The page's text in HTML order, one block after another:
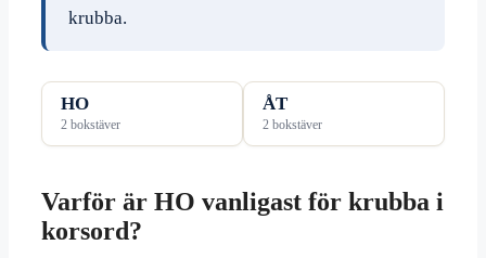
krubba.
HO
2 bokstäver
ÅT
2 bokstäver
Varför är HO vanligast för krubba i
korsord?